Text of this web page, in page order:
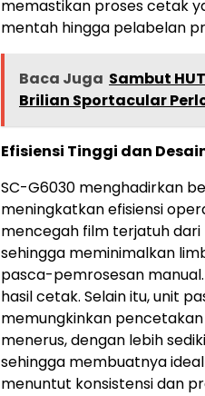
memastikan proses cetak
mentah hingga pelabelan
Baca Juga Sambut
Brilian Sportacular
Efisiensi Tinggi dan
SC-G6030 menghadirkan
meningkatkan efisiensi
mencegah film terjatuh
sehingga meminimalkan
pasca-pemrosesan
hasil cetak. Selain itu, unit
memungkinkan
menerus, dengan lebih
sehingga membuatnya
menuntut konsistensi dan